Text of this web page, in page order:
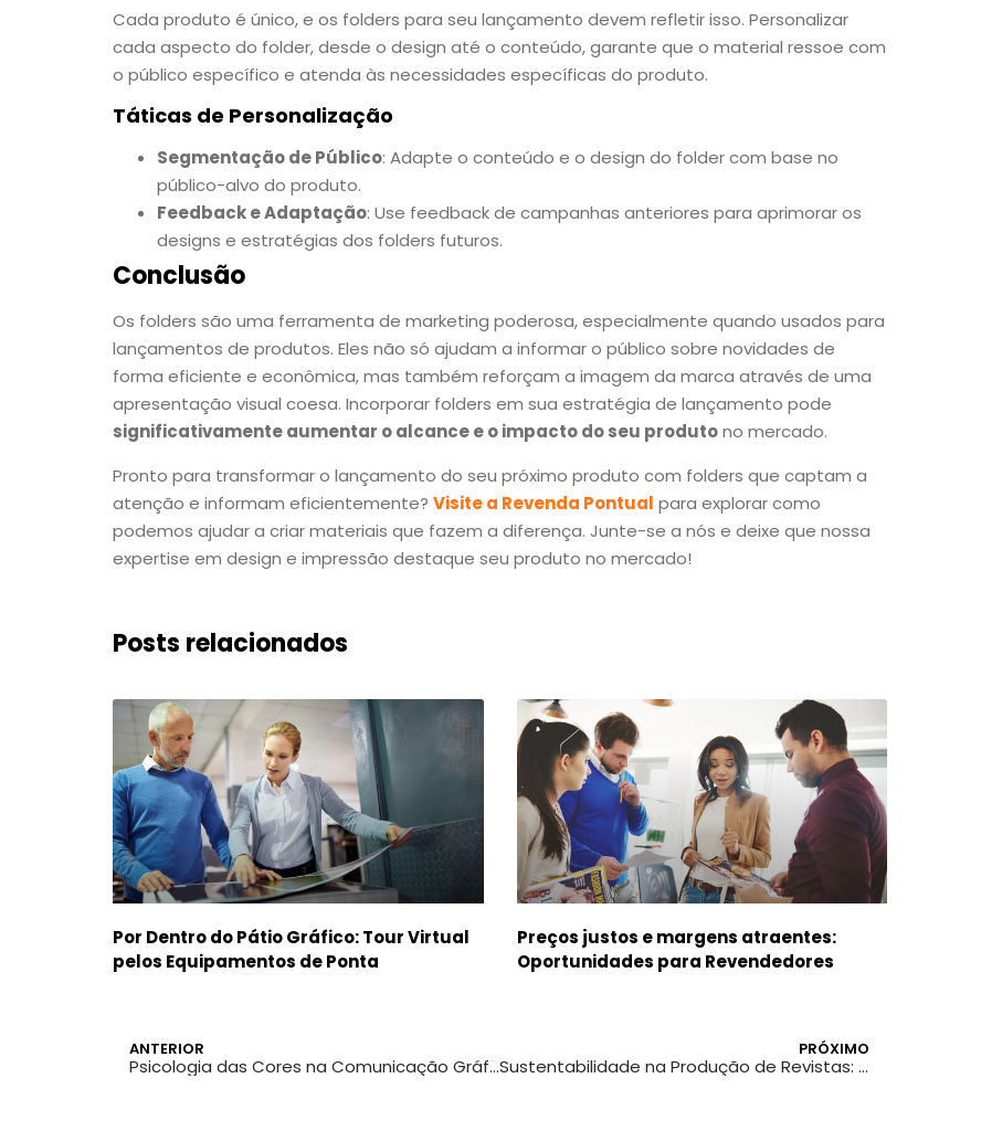
Cada produto é único, e os folders para seu lançamento devem refletir isso. Personalizar
cada aspecto do folder, desde o design até o conteúdo, garante que o material ressoe com
o público específico e atenda às necessidades específicas do produto.
Táticas de Personalização
Segmentação de Público: Adapte o conteúdo e o design do folder com base no
público-alvo do produto.
Feedback e Adaptação: Use feedback de campanhas anteriores para aprimorar os
designs e estratégias dos folders futuros.
Conclusão
Os folders são uma ferramenta de marketing poderosa, especialmente quando usados para
lançamentos de produtos. Eles não só ajudam a informar o público sobre novidades de
forma eficiente e econômica, mas também reforçam a imagem da marca através de uma
apresentação visual coesa. Incorporar folders em sua estratégia de lançamento pode
significativamente aumentar o alcance e o impacto do seu produtono mercado.
Pronto para transformar o lançamento do seu próximo produto com folders que captam a
atenção e informam eficientemente? Visite a Revenda Pontual para explorar como
podemos ajudar a criar materiais que fazem a diferença. Junte-se a nós e deixe que nossa
expertise em design e impressão destaque seu produto no mercado!
Posts relacionados
Por Dentro do Pátio Gráfico: Tour Virtual
pelos Equipamentos de Ponta
Preços justos e margens atraentes:
Oportunidades para Revendedores
ANTERIOR
Psicologia das Cores na Comunicação Gráfica: Como as Cores Influenciam Percepções
PRÓXIMO
Sustentabilidade na Produção de Revistas: Práticas que Fazem a Diferença